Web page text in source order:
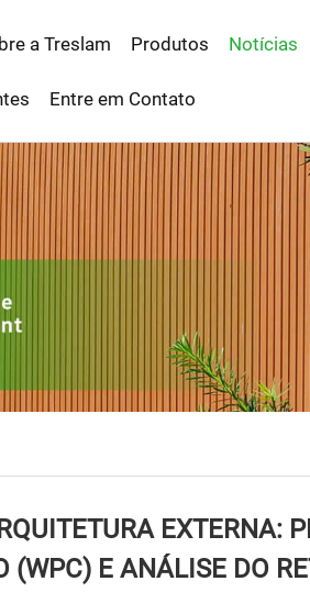
a Treslam Produtos Notícias
Entre em Contato
EXTERNA:
(WPC) E ANÁLISE DO